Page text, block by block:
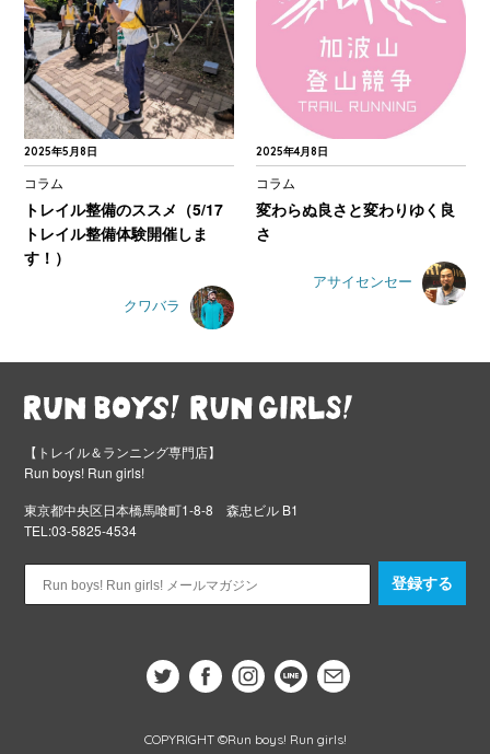
2025年5月8日
コラム
トレイル整備のススメ（5/17
トレイル整備体験開催しま
す！）
クワバラ
2025年4月8日
コラム
変わらぬ良さと変わりゆく良
さ
アサイセンセー
【トレイル＆ランニング専門店】
Run boys! Run girls!
東京都中央区日本橋馬喰町1-8-8 森忠ビル B1
TEL:03-5825-4534
登録する
COPYRIGHT ©Run boys! Run girls!